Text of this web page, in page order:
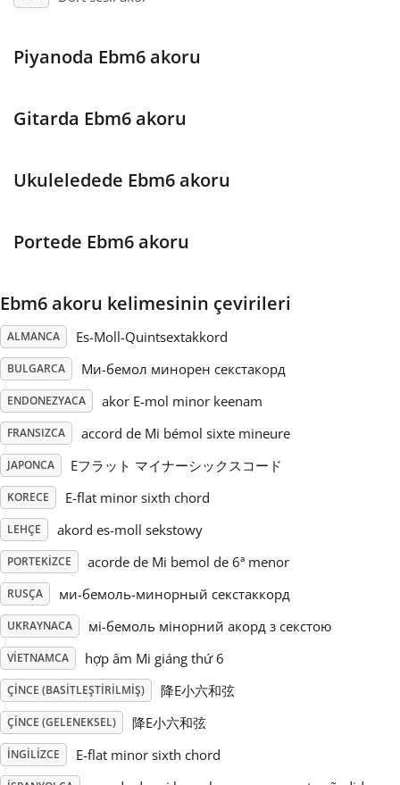
Italiano
日本語
Polski
Português
Русский
Svenska
Tiếng Việt
Türkçe
Українська
简体中文
繁體中文
Piyanoda Ebm6 akoru
Gitarda Ebm6 akoru
Ukuleledede Ebm6 akoru
Portede Ebm6 akoru
Ebm6 akoru kelimesinin çevirileri
ALMANCA Es-Moll-Quintsextakkord
BULGARCA Ми-бемол минорен секстакорд
ENDONEZYACA akor E-mol minor keenam
FRANSIZCA accord de Mi bémol sixte mineure
JAPONCA Eフラット マイナーシックスコード
KORECE E-flat minor sixth chord
LEHÇE akord es-moll sekstowy
PORTEKIZCE acorde de Mi bemol de 6ª menor
RUSÇA ми-бемоль-минорный секстаккорд
UKRAYNACA мі-бемоль мінорний акорд з секстою
VIETNAMCA hợp âm Mi giáng thứ 6
ÇINCE (BASITLEŞTIRILMIŞ) 降E小六和弦
ÇINCE (GELENEKSEL) 降E小六和弦
İNGILIZCE E-flat minor sixth chord